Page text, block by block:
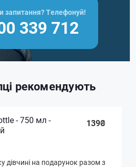
запитання? Телефонуй!
339 712
рекомендують
- 750 мл -
139₴
на подарунок разом з